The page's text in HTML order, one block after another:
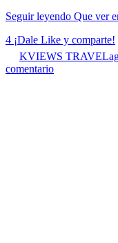
Seguir leyendo Que ver
4 ¡Dale Like y comparte!
KVIEWS TRAVEL
comentario